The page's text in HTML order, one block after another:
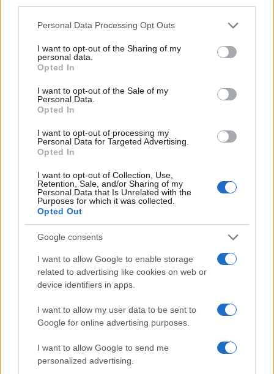
Please note that this website/app uses one or more Google
not limited to your visit or usage behaviour. You may click to
grant or deny consent to Google and its third-party tags to
use your data for below specified purposes in below Google
consent section.
Personal Data Processing Opt Outs
I want to opt-out of the Sharing of my
personal data.
Opted In
I want to opt-out of the Sale of my
Personal Data.
Opted In
I want to opt-out of processing my
Personal Data for Targeted Advertising.
Opted In
I want to opt-out of Collection, Use,
Retention, Sale, and/or Sharing of my
Personal Data that Is Unrelated with the
Purposes for which it was collected.
Opted Out
Google consents
I want to allow Google to enable storage
related to advertising like cookies on web or
device identifiers in apps.
I want to allow my user data to be sent to
Google for online advertising purposes.
I want to allow Google to send me
personalized advertising.
Πιο δημοφιλή
Τουρισμός για Όλους 2026: Σήμερα ανοίγει
η πλατφόρμα – Ποια ΑΦΜ προηγούνται
Κυψέλη: Ο περίεργος ηλικιωμένος και το
ταξίδι στην Αράχωβα – Όσα ισχυρίστηκε ο
26χρονος για τον θάνατο της Βρετανίδας
Η φωτιά στη Δυτική Αττική, από την
κορυφή του Κιθαιρώνα – Το εντυπωσιακό
timelapse βίντεο
Νέο κύμα ζέστης από το Σαββατοκύριακο
με 40άρια - Πολύ υψηλός κίνδυνος
πυρκαγιάς σε Αττική, Εύβοια, Λέσβο και
Χίο σήμερα
Μύκονος: Βίντεο με τους αστυνομικούς να
εντοπίζουν την τσάντα Hermès και το
Rolex όπου άρπαξε Έλληνας οδηγός από
Ουκρανό τουρίστα
Πιο σχολιασμένα